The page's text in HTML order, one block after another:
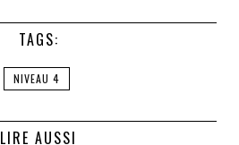
TAGS:
NIVEAU 4
LIRE AUSSI